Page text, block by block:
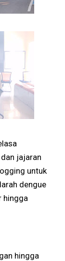
jajaran
untuk
dengue
hingga
hingga